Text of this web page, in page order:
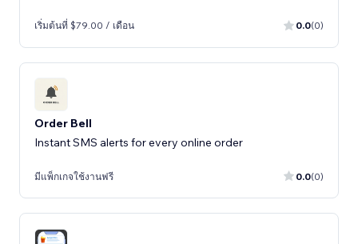
เริ่มต้นที่ $79.00 / เดือน 0.0(0)
Order Bell
Instant SMS alerts for every online order
มีแพ็กเกจใช้งานฟรี 0.0(0)